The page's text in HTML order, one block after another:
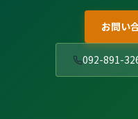
お問い
092-891-